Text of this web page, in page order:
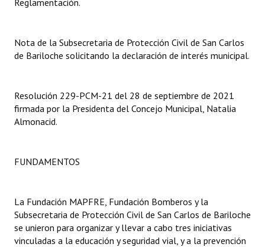
Actas de Sesión
Actas de Audiencias Públicas
Comunicaciones
Resoluciones
Resoluciones de Presidencia
Reglamentación.
Nota de la Subsecretaria de Protección Civil de San Carlos
de Bariloche solicitando la declaración de interés municipal.
Resolución 229-PCM-21 del 28 de septiembre de 2021
firmada por la Presidenta del Concejo Municipal, Natalia
Almonacid.
FUNDAMENTOS
La Fundación MAPFRE, Fundación Bomberos y la
Subsecretaria de Protección Civil de San Carlos de Bariloche
se unieron para organizar y llevar a cabo tres iniciativas
vinculadas a la educación y seguridad vial, y a la prevención